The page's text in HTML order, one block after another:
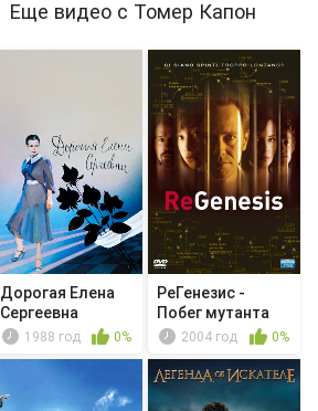
Еще видео с Томер Капон
Дорогая Елена
Сергеевна
1988 год 0%
РеГенезис -
Побег мутанта
2004 год 0%